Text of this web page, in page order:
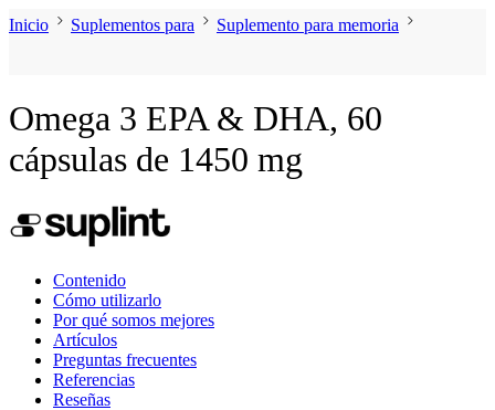
Inicio Suplementos para Suplemento para memoria
Omega 3 EPA & DHA, 60
cápsulas de 1450 mg
Contenido
Cómo utilizarlo
Por qué somos mejores
Artículos
Preguntas frecuentes
Referencias
Reseñas